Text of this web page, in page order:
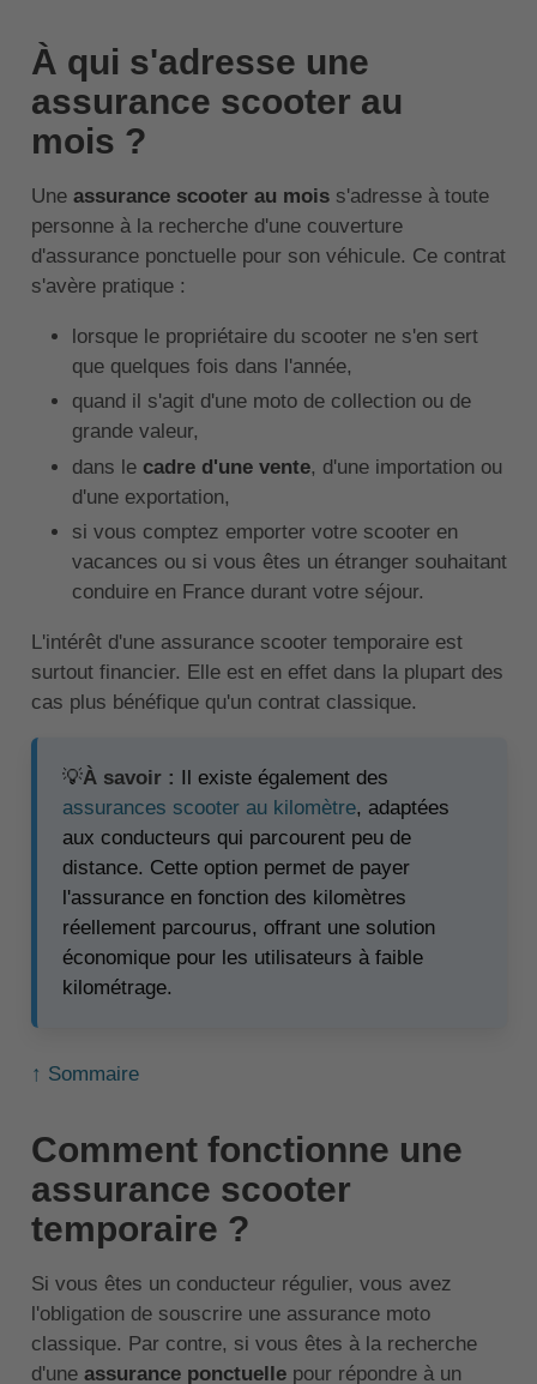
À qui s'adresse une
assurance scooter au
mois ?
Une assurance scooter au moiss'adresse à toute
personne à la recherche d'une couverture
d'assurance ponctuelle pour son véhicule. Ce contrat
s'avère pratique :
lorsque le propriétaire du scooter ne s'en sert
que quelques fois dans l'année,
quand il s'agit d'une moto de collection ou de
grande valeur,
dans le cadre d'une vente, d'une importation ou
d'une exportation,
si vous comptez emporter votre scooter en
vacances ou si vous êtes un étranger souhaitant
conduire en France durant votre séjour.
L'intérêt d'une assurance scooter temporaire est
surtout financier. Elle est en effet dans la plupart des
cas plus bénéfique qu'un contrat classique.
💡À savoir :
Il existe également des
assurances scooter au kilomètre, adaptées
aux conducteurs qui parcourent peu de
distance. Cette option permet de payer
l'assurance en fonction des kilomètres
réellement parcourus, offrant une solution
économique pour les utilisateurs à faible
kilométrage.
↑ Sommaire
Comment fonctionne une
assurance scooter
temporaire ?
Si vous êtes un conducteur régulier, vous avez
l'obligation de souscrire une assurance moto
classique. Par contre, si vous êtes à la recherche
d'une assurance ponctuellepour répondre à un